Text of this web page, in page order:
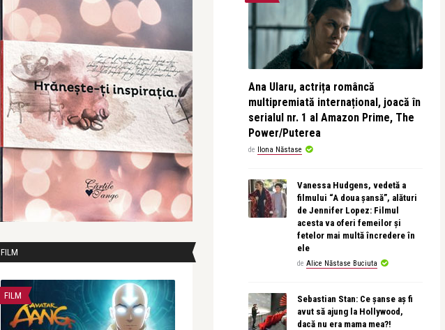
FILM
FILM
Ana Ularu, actrița româncă
multipremiată internațional, joacă în
serialul nr. 1 al Amazon Prime, The
Power/Puterea
de Ilona Năstase
Vanessa Hudgens, vedetă a
filmului “A doua șansă”, alături
de Jennifer Lopez: Filmul
acesta va oferi femeilor și
fetelor mai multă încredere în
ele
de Alice Năstase Buciuta
Sebastian Stan: Ce șanse aș fi
avut să ajung la Hollywood,
dacă nu era mama mea?!